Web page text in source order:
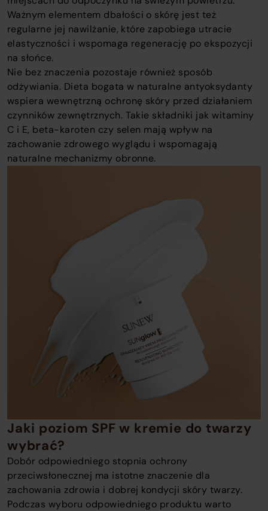
Ważnym elementem dbałości o skórę jest też
regularne jej nawilżanie, które zapobiega utracie
elastyczności i wspomaga regenerację po ekspozycji
na słońce.
Nie bez znaczenia pozostaje również sposób
odżywiania. Dieta bogata w naturalne antyoksydanty
wspiera wewnętrzną ochronę skóry przed działaniem
czynników zewnętrznych. Takie składniki jak witaminy
C i E, beta-karoten czy selen mają wpływ na
zachowanie zdrowego wyglądu i wspomagają
naturalne mechanizmy obronne.
Jaki poziom SPF w kremie do twarzy
wybrać?
Dobór odpowiedniego stopnia ochrony
przeciwsłonecznej ma istotne znaczenie dla
zachowania zdrowia i dobrej kondycji skóry twarzy.
Podczas wyboru odpowiedniego produktu warto